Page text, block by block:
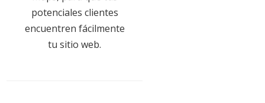
potenciales clientes
encuentren fácilmente
tu sitio web.